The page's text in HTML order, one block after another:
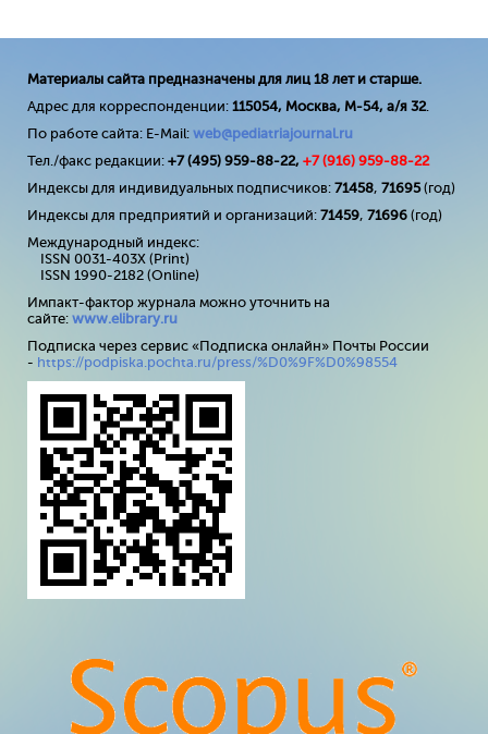
Материалы сайта предназначены для лиц 18 лет и старше.
Адрес для корреспонденции: 115054, Москва, М-54, а/я 32.
По работе сайта: E-Mail: web@pediatriajournal.ru
Тел./факс редакции: +7 (495) 959-88-22, +7 (916) 959-88-22
Индексы для индивидуальных подписчиков: 71458, 71695(год)
Индексы для предприятий и организаций: 71459, 71696 (год)
Международный индекс:
ISSN 0031-403X (Print)
ISSN 1990-2182 (Online)
Импакт-фактор журнала можно уточнить на
сайте: www.elibrary.ru
Подписка через сервис «Подписка онлайн» Почты России
- https://podpiska.pochta.ru/press/%D0%9F%D0%98554